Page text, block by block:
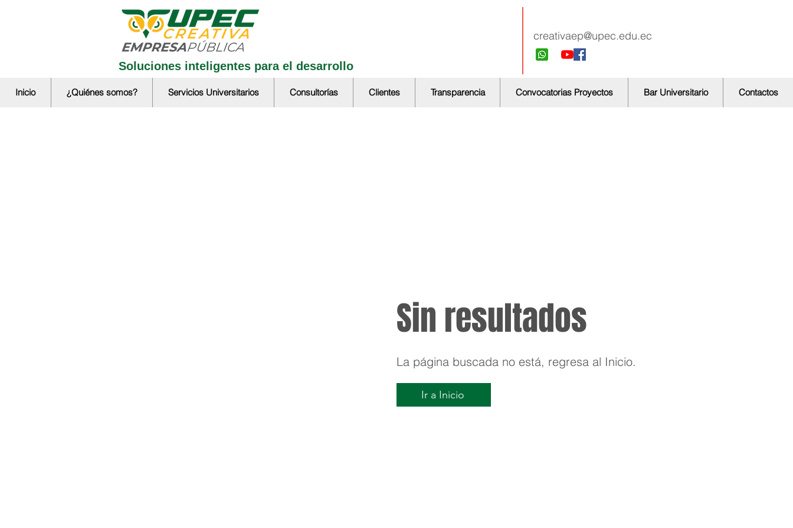
Soluciones inteligentes para el desarrollo
creativaep@upec.edu.ec
Inicio ¿Quiénes somos? Servicios Universitarios Consultorías Clientes Transparencia Convocatorias Proyectos Bar Universitario Contactos
Sin resultados
La página buscada no está, regresa al Inicio.
Ir a Inicio